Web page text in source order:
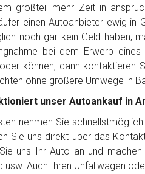
Sonstiges
Fertig
großteil mehr Zeit in
einen Autoanbieter ewig in
noch gar kein Geld haben,
bei dem Erwerb
können, dann kontaktieren
ohne größere Umwege in
unser Autoankauf in
nehmen Sie
Sie uns direkt über das
uns Ihr Auto an und
usw. Auch Ihren Unfallwagen